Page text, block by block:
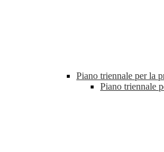
Piano triennale per la
Piano triennale